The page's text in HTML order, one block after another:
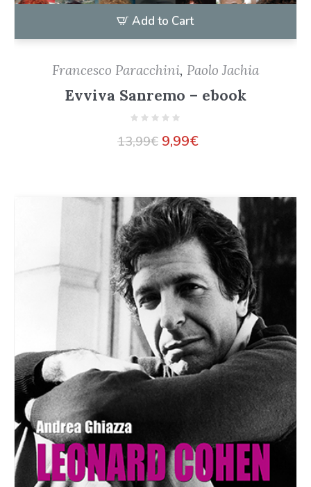
Add to Cart
Francesco Paracchini, Paolo Jachia
Evviva Sanremo – ebook
13,99€ 9,99€